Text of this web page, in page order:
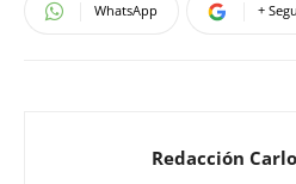
WhatsApp +
Redacción